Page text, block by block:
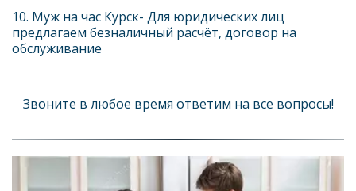
10. Муж на час Курск- Для юридических лиц
предлагаем безналичный расчёт, договор на
обслуживание
Звоните в любое время ответим на все вопросы!